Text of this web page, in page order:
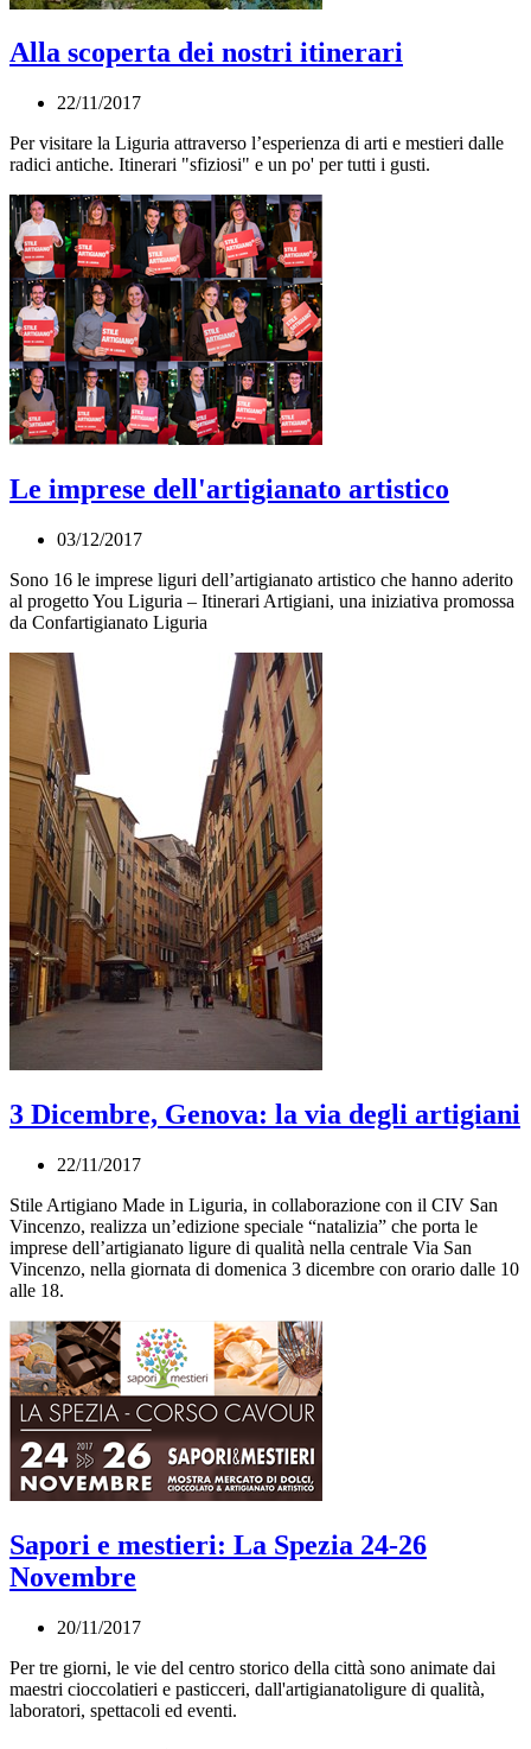
Alla scoperta dei nostri itinerari
22/11/2017
Per visitare la Liguria attraverso l’esperienza di arti e mestieri dalle
radici antiche. Itinerari "sfiziosi" e un po' per tutti i gusti.
Le imprese dell'artigianato artistico
03/12/2017
Sono 16 le imprese liguri dell’artigianato artistico che hanno aderito
al progetto You Liguria – Itinerari Artigiani, una iniziativa promossa
da Confartigianato Liguria
3 Dicembre, Genova: la via degli artigiani
22/11/2017
Stile Artigiano Made in Liguria, in collaborazione con il CIV San
Vincenzo, realizza un’edizione speciale “natalizia” che porta le
imprese dell’artigianato ligure di qualità nella centrale Via San
Vincenzo, nella giornata di domenica 3 dicembre con orario dalle 10
alle 18.
Sapori e mestieri: La Spezia 24-26
Novembre
20/11/2017
Per tre giorni, le vie del centro storico della città sono animate dai
maestri cioccolatieri e pasticceri, dall'artigianatoligure di qualità,
laboratori, spettacoli ed eventi.